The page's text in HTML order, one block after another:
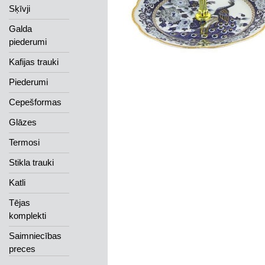
Sķīvji
Galda
piederumi
Kafijas trauki
Piederumi
Cepešformas
Glāzes
Termosi
Stikla trauki
Katli
Tējas
komplekti
Saimniecības
preces